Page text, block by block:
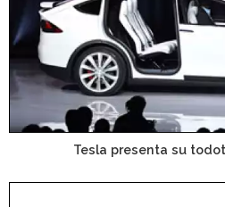
Tesla presenta su